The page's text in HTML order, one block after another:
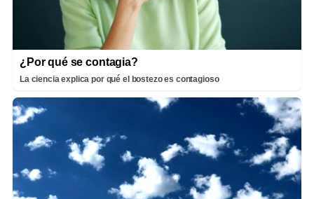
¿Por qué se contagia?
La ciencia explica por qué el bostezo es contagioso